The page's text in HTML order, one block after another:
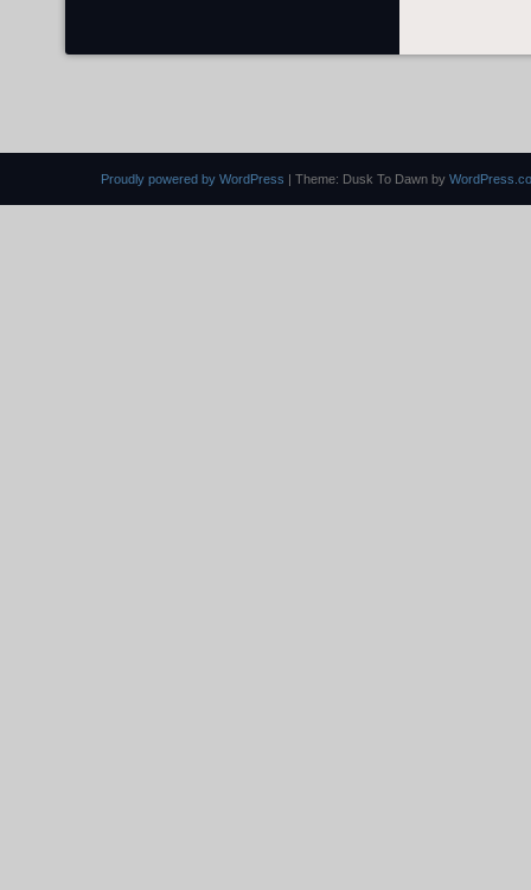
Proudly powered by WordPress | Theme: Dusk To Dawn by